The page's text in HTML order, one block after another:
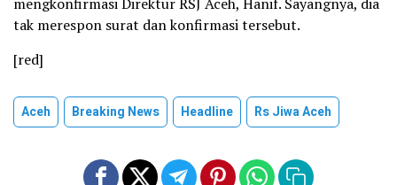
tak merespon surat dan konfirmasi tersebut.
[red]
Aceh Breaking News Headline Rs Jiwa Aceh